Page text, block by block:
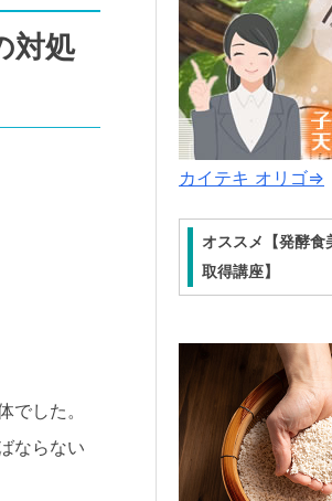
対処
した。
ならない
カイテキ オリゴ⇒
オススメ【発酵食
取得講座】